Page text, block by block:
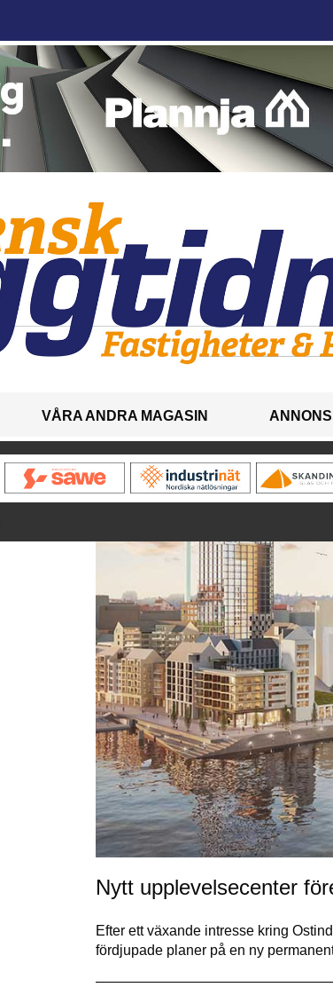
VÅRA ANDRA MAGASIN
Nytt upplevelsecenter
Efter ett växande intresse kring
fördjupade planer på en ny